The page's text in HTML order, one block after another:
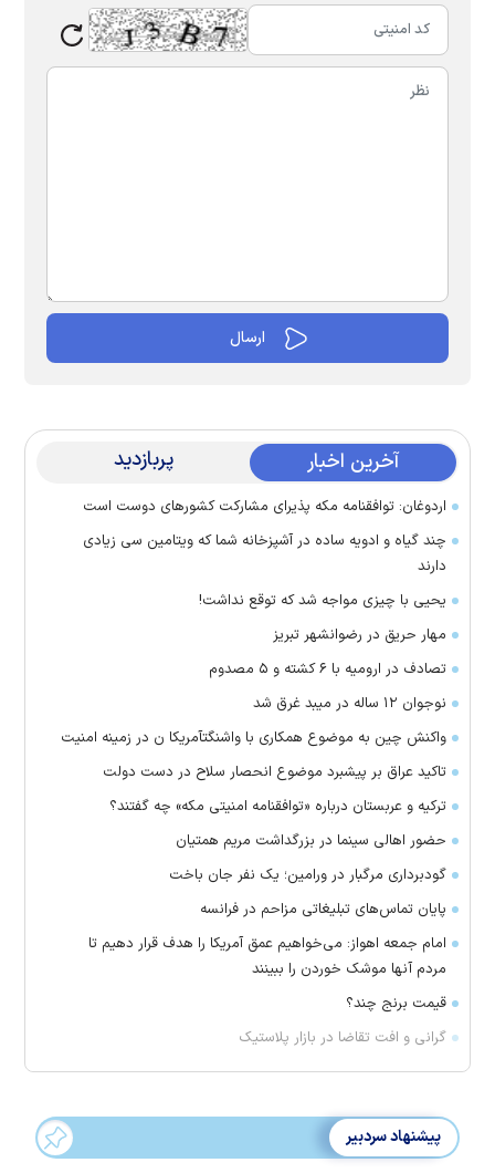
آخرین اخبار پربازدید
اردوغان: توافقنامه مکه پذیرای مشارکت کشور‌های دوست است
چند گیاه و ادویه ساده در آشپزخانه شما که ویتامین سی زیادی
دارند
یحیی با چیزی مواجه شد که توقع نداشت!
مهار حریق در رضوانشهر تبریز
تصادف در ارومیه با ۶ کشته و ۵ مصدوم
نوجوان ۱۲ ساله در میبد غرق شد
واکنش چین به موضوع همکاری با واشنگتآمریکا ن در زمینه امنیت
تاکید عراق بر پیشبرد موضوع انحصار سلاح در دست دولت
ترکیه و عربستان درباره «توافقنامه امنیتی مکه» چه گفتند؟
حضور اهالی سینما در بزرگداشت مریم همتیان
گودبرداری مرگبار در ورامین؛ یک نفر جان باخت
پایان تماس‌های تبلیغاتی مزاحم در فرانسه
امام جمعه اهواز: می‌خواهیم عمق آمریکا را هدف قرار دهیم تا
مردم آنها موشک خوردن را ببینند
قیمت برنج چند؟
گرانی و افت تقاضا در بازار پلاستیک
پیشنهاد سردبیر